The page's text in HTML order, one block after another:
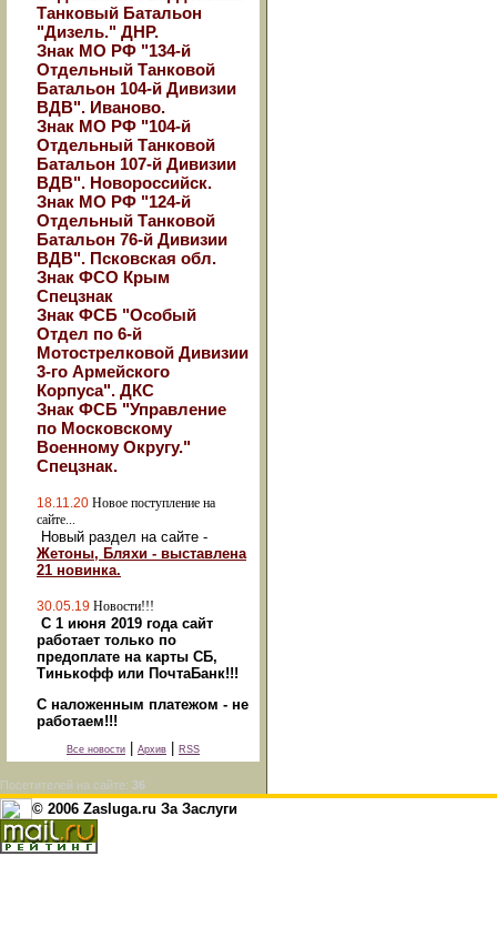
Танковый Батальон
"Дизель." ДНР.
Знак МО РФ "134-й
Отдельный Танковой
Батальон 104-й Дивизии
ВДВ". Иваново.
Знак МО РФ "104-й
Отдельный Танковой
Батальон 107-й Дивизии
ВДВ". Новороссийск.
Знак МО РФ "124-й
Отдельный Танковой
Батальон 76-й Дивизии
ВДВ". Псковская обл.
Знак ФСО Крым
Спецзнак
Знак ФСБ "Особый
Отдел по 6-й
Мотострелковой Дивизии
3-го Армейского
Корпуса". ДКС
Знак ФСБ "Управление
по Московскому
Военному Округу."
Спецзнак.
18.11.20 Новое поступление на
сайте...
Новый раздел на сайте -
Жетоны, Бляхи - выставлена
21 новинка.
30.05.19 Новости!!!
С 1 июня 2019 года сайт
работает только по
предоплате на карты СБ,
Тинькофф или ПочтаБанк!!!
С наложенным платежом - не
работаем!!!
Все новости Архив RSS
Посетителей на сайте: 36
© 2006 Zasluga.ru За Заслуги